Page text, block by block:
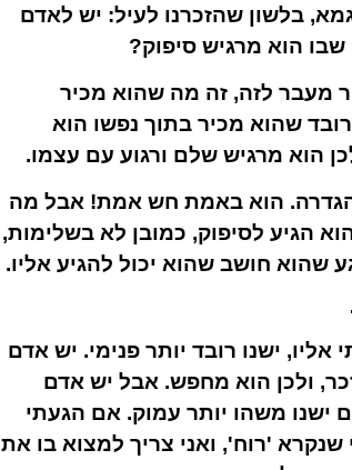
בלשון שהזכרנו לעיל: יש לאדם
הוא מרגיש סיפוק?
מעבר לזה, זה מה שהוא מכיר
שהוא מכיר בתוך נפשו הוא
הוא מרגיש שלם ורגוע עם עצמו.
ההגדרה. הוא באמת חש אמת! אבל מה
הגיע לסיפוק, כמובן לא בשלימות,
שהוא חושב שהוא יכול להגיע אליו.
ישנו רובד יותר פנימי. יש אדם
ולכן הוא מחפש. אבל יש אדם
ישנו משהו יותר עמוק. אם הגעתי
'רוח', ואני צריך למצוא בו את